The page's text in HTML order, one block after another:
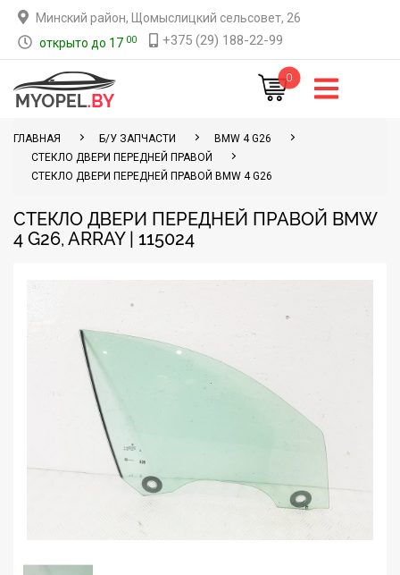
Минский район, Щомыслицкий сельсовет, 26
открыто до 17 00 +375 (29) 188-22-99
0
ГЛАВНАЯ Б/У ЗАПЧАСТИ
BMW 4 G26
СТЕКЛО ДВЕРИ ПЕРЕДНЕЙ ПРАВОЙ
СТЕКЛО ДВЕРИ ПЕРЕДНЕЙ ПРАВОЙ BMW 4 G26
СТЕКЛО ДВЕРИ ПЕРЕДНЕЙ ПРАВОЙ BMW
4 G26, ARRAY | 115024